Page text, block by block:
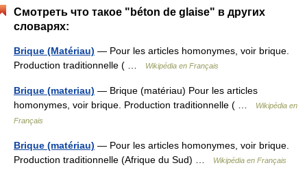
Смотреть что такое "béton de glaise" в других
словарях:
Brique (Matériau) — Pour les articles homonymes, voir brique.
Production traditionnelle ( …
Wikipédia en Français
Brique (materiau) — Brique (matériau) Pour les articles
homonymes, voir brique. Production traditionnelle ( …
Wikipédia en
Français
Brique (matériau) — Pour les articles homonymes, voir brique.
Production traditionnelle (Afrique du Sud) …
Wikipédia en Français